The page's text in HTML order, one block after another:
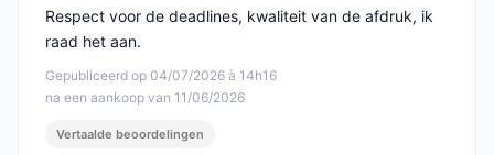
Gepubliceerd op 04/07/2026 à 14h16
na een aankoop van 11/06/2026
Respect voor de deadlines, kwaliteit van de afdruk, ik
raad het aan.
Vertaalde beoordelingen